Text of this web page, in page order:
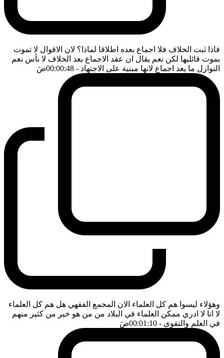
فاذا ثبت الخلاف فلا اجماع بعده اطلاقا لماذا؟ لان الاقوال لا تموت
بموت قائليها لكن نعم يقال ان عقد الاجماع بعد الخلاف لا بأس نعم
النوازل ما يعد اجماع لانها مبنية على الاجتهاد - 00:00:48 ضَ
وهؤلاء ليسوا هم كل العلماء الان المجمع الفقهي هل هم كل العلماء
لا انا لا ادري ممكن العلماء في البلاد من من هو خير من كثير منهم
في العلم والتقوى - 00:01:10 ضَ